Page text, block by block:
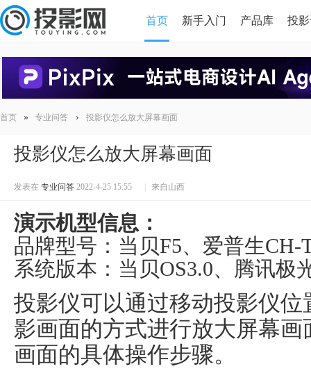
首页 新手入门 产品库 投
HDMI版本对比
首页 » 专业问答 › 投影仪怎么放大屏幕画面
投影仪怎么放大屏幕画面
发表在 专业问答 2022-4-25 15:55 来自山西
演示机型信息：
品牌型号：当贝F5、爱普生CH-
系统版本：当贝OS3.0、腾讯极
投影仪可以通过移动投影仪
影画面的方式进行放大屏幕
画面的具体操作步骤。